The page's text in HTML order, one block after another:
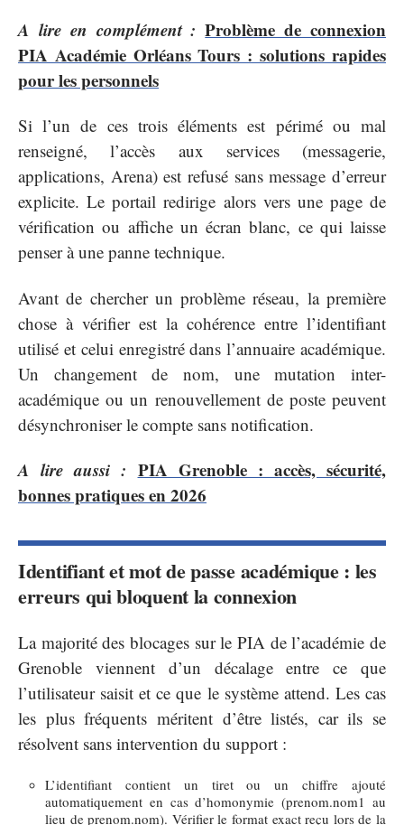
A lire en complément : Problème de connexion
PIA Académie Orléans Tours : solutions rapides
pour les personnels
Si l’un de ces trois éléments est périmé ou mal
renseigné, l’accès aux services (messagerie,
applications, Arena) est refusé sans message d’erreur
explicite. Le portail redirige alors vers une page de
vérification ou affiche un écran blanc, ce qui laisse
penser à une panne technique.
Avant de chercher un problème réseau, la première
chose à vérifier est la cohérence entre l’identifiant
utilisé et celui enregistré dans l’annuaire académique.
Un changement de nom, une mutation inter-
académique ou un renouvellement de poste peuvent
désynchroniser le compte sans notification.
A lire aussi : PIA Grenoble : accès, sécurité,
bonnes pratiques en 2026
Identifiant et mot de passe académique : les
erreurs qui bloquent la connexion
La majorité des blocages sur le PIA de l’académie de
Grenoble viennent d’un décalage entre ce que
l’utilisateur saisit et ce que le système attend. Les cas
les plus fréquents méritent d’être listés, car ils se
résolvent sans intervention du support :
L’identifiant contient un tiret ou un chiffre ajouté
automatiquement en cas d’homonymie (prenom.nom1 au
lieu de prenom.nom). Vérifier le format exact reçu lors de la